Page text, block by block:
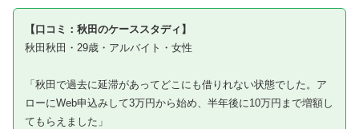
【口コミ：秋田のケーススタディ】
秋田秋田・29歳・アルバイト・女性
「秋田で過去に延滞があってどこにも借りれない状態でした。ア
ローにWeb申込みして3万円から始め、半年後に10万円まで増額し
てもらえました」